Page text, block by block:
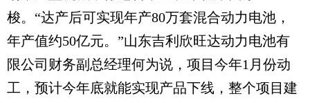
梭。“达产后可实现年产80万套混合动力电池，
年产值约50亿元。”山东吉利欣旺达动力电池有
限公司财务副总经理何为说，项目今年1月份动
工，预计今年底就能实现产品下线，整个项目建